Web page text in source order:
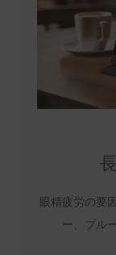
眼精疲労の要
ー、ブル